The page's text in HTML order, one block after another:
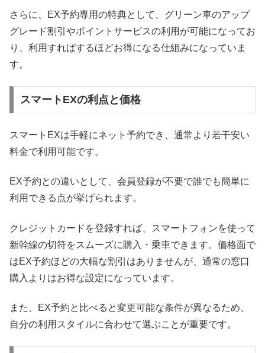
さらに、EX予約専用の特典として、グリーン車のアップ
グレード割引やポイントサービスの利用が可能になってお
り、利用すればするほどお得になる仕組みになっていま
す。
スマートEXの利点と価格
スマートEXは手軽にネット予約でき、通常より若干安い
料金で利用可能です。
EX予約との違いとして、会員登録が不要で誰でも簡単に
利用できる点が挙げられます。
クレジットカードを登録すれば、スマートフォンを使って
新幹線の切符をスムーズに購入・乗車できます。価格面で
はEX予約ほどの大幅な割引はありませんが、通常の窓口
購入よりはお得な設定になっています。
また、EX予約と比べると変更可能な条件が異なるため、
自分の利用スタイルに合わせて選ぶことが重要です。